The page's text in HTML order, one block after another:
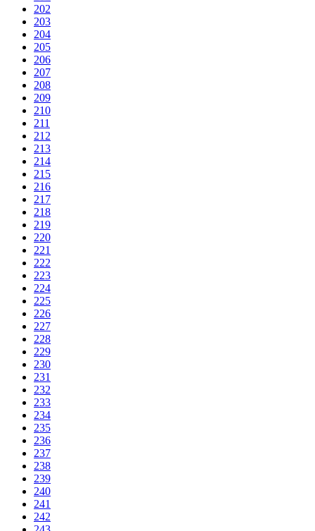
202
203
204
205
206
207
208
209
210
211
212
213
214
215
216
217
218
219
220
221
222
223
224
225
226
227
228
229
230
231
232
233
234
235
236
237
238
239
240
241
242